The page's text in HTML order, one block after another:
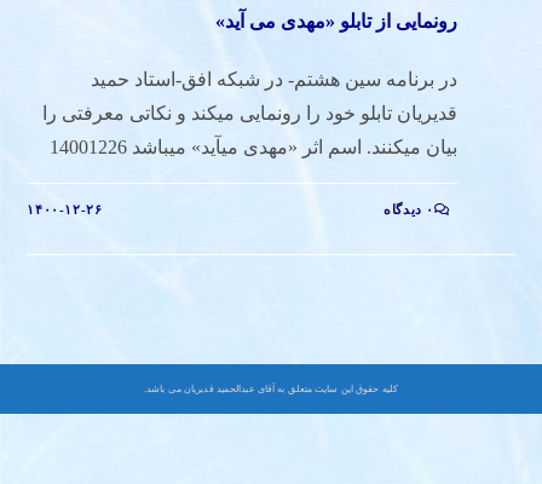
رونمایی از تابلو «مهدی می آید»
در برنامه سین هشتم- در شبکه افق-استاد حمید
قدیریان تابلو خود را رونمایی میکند و نکاتی معرفتی را
بیان میکنند. اسم اثر «مهدی میآید» میباشد 14001226
۰ دیدگاه ۱۴۰۰-۱۲-۲۶
کلیه حقوق این سایت متعلق به آقای عبدالحمید قدیریان می باشد.